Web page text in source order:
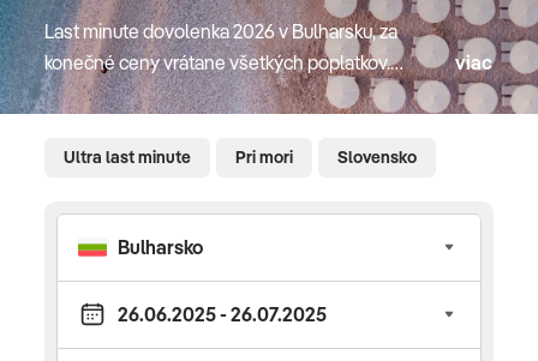
Last minute dovolenka 2026 v Bulharsku, za
konečné ceny vrátane všetkých poplatkov.
Prinášame vám last minute ponuku s termínom
Bulharsku je obľúbenou voľbou vďaka pieskovým
vďaka priaznivým cenám. Pozvoľne klesajúce
pláže, ktoré ocenia najmä rodiny s deťmi, sú
obmývané Čiernym morom. Mladé páry na druhej
strane budú mať radosť z miestnych barov a
podnikov. Medzi tie najlepšie lokality patrí Slnečné
viac
Ultra last minute Pri mori Slovensko